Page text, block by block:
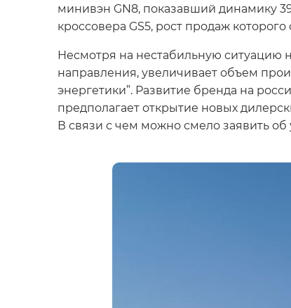
минивэн GN8, показавший динамику
кроссовера GS5, рост продаж которого
Несмотря на нестабильную ситуацию
направления, увеличивает объем
энергетики”. Развитие бренда на
предполагает открытие новых
В связи с чем можно смело заявить